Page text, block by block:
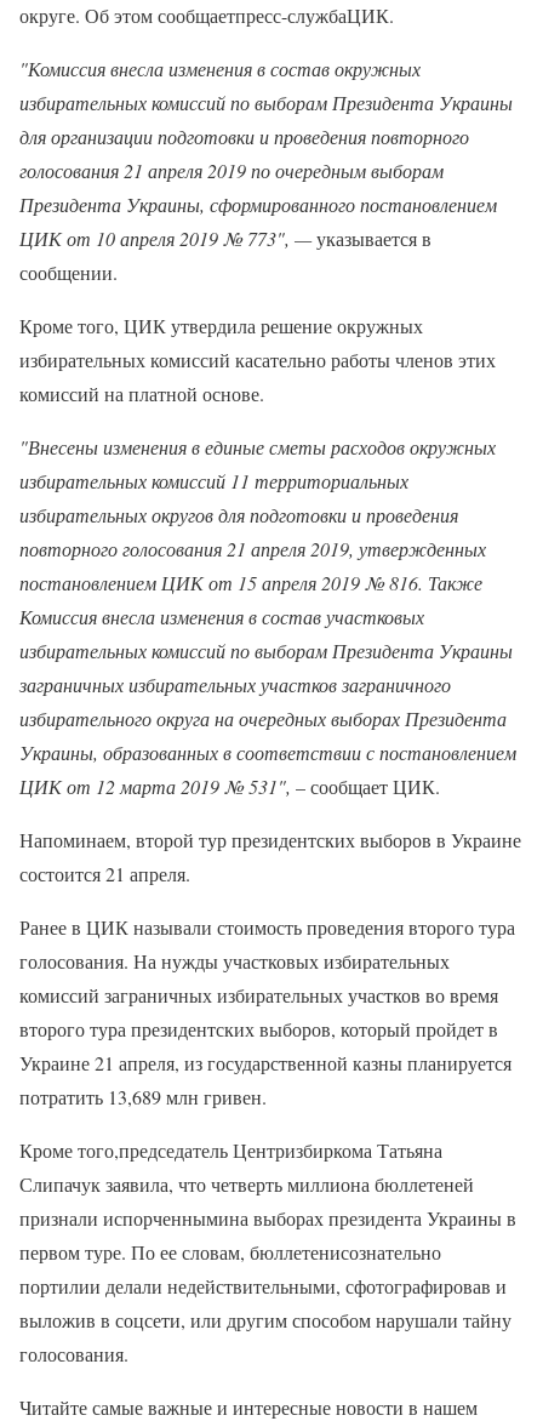
округе. Об этом сообщаетпресс-службаЦИК.
"Комиссия внесла изменения в состав окружных
избирательных комиссий по выборам Президента Украины
для организации подготовки и проведения повторного
голосования 21 апреля 2019 по очередным выборам
Президента Украины, сформированного постановлением
ЦИК от 10 апреля 2019 № 773", —указывается в
сообщении.
Кроме того, ЦИК утвердила решение окружных
избирательных комиссий касательно работы членов этих
комиссий на платной основе.
"Внесены изменения в единые сметы расходов окружных
избирательных комиссий 11 территориальных
избирательных округов для подготовки и проведения
повторного голосования 21 апреля 2019, утвержденных
постановлением ЦИК от 15 апреля 2019 № 816. Также
Комиссия внесла изменения в состав участковых
избирательных комиссий по выборам Президента Украины
заграничных избирательных участков заграничного
избирательного округа на очередных выборах Президента
Украины, образованных в соответствии с постановлением
ЦИК от 12 марта 2019 № 531", – сообщает ЦИК.
Напоминаем, второй тур президентских выборов в Украине
состоится 21 апреля.
Ранее в ЦИК называли стоимость проведения второго тура
голосования. На нужды участковых избирательных
комиссий заграничных избирательных участков во время
второго тура президентских выборов, который пройдет в
Украине 21 апреля, из государственной казны планируется
потратить 13,689 млн гривен.
Кроме того,председатель Центризбиркома Татьяна
Слипачук заявила, что четверть миллиона бюллетеней
признали испорченнымина выборах президента Украины в
первом туре. По ее словам, бюллетенисознательно
портилии делали недействительными, сфотографировав и
выложив в соцсети, или другим способом нарушали тайну
голосования.
Читайте самые важные и интересные новости в нашем